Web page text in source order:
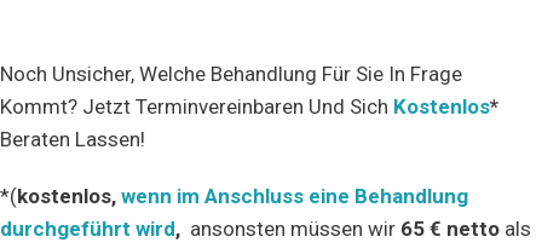
Noch Unsicher, Welche Behandlung Für Sie In Frage
Kommt? Jetzt Terminvereinbaren Und Sich Kostenlos*
Beraten Lassen!
*(kostenlos, wenn im Anschluss eine Behandlung
durchgeführt wird, ansonsten müssen wir 65 € netto als